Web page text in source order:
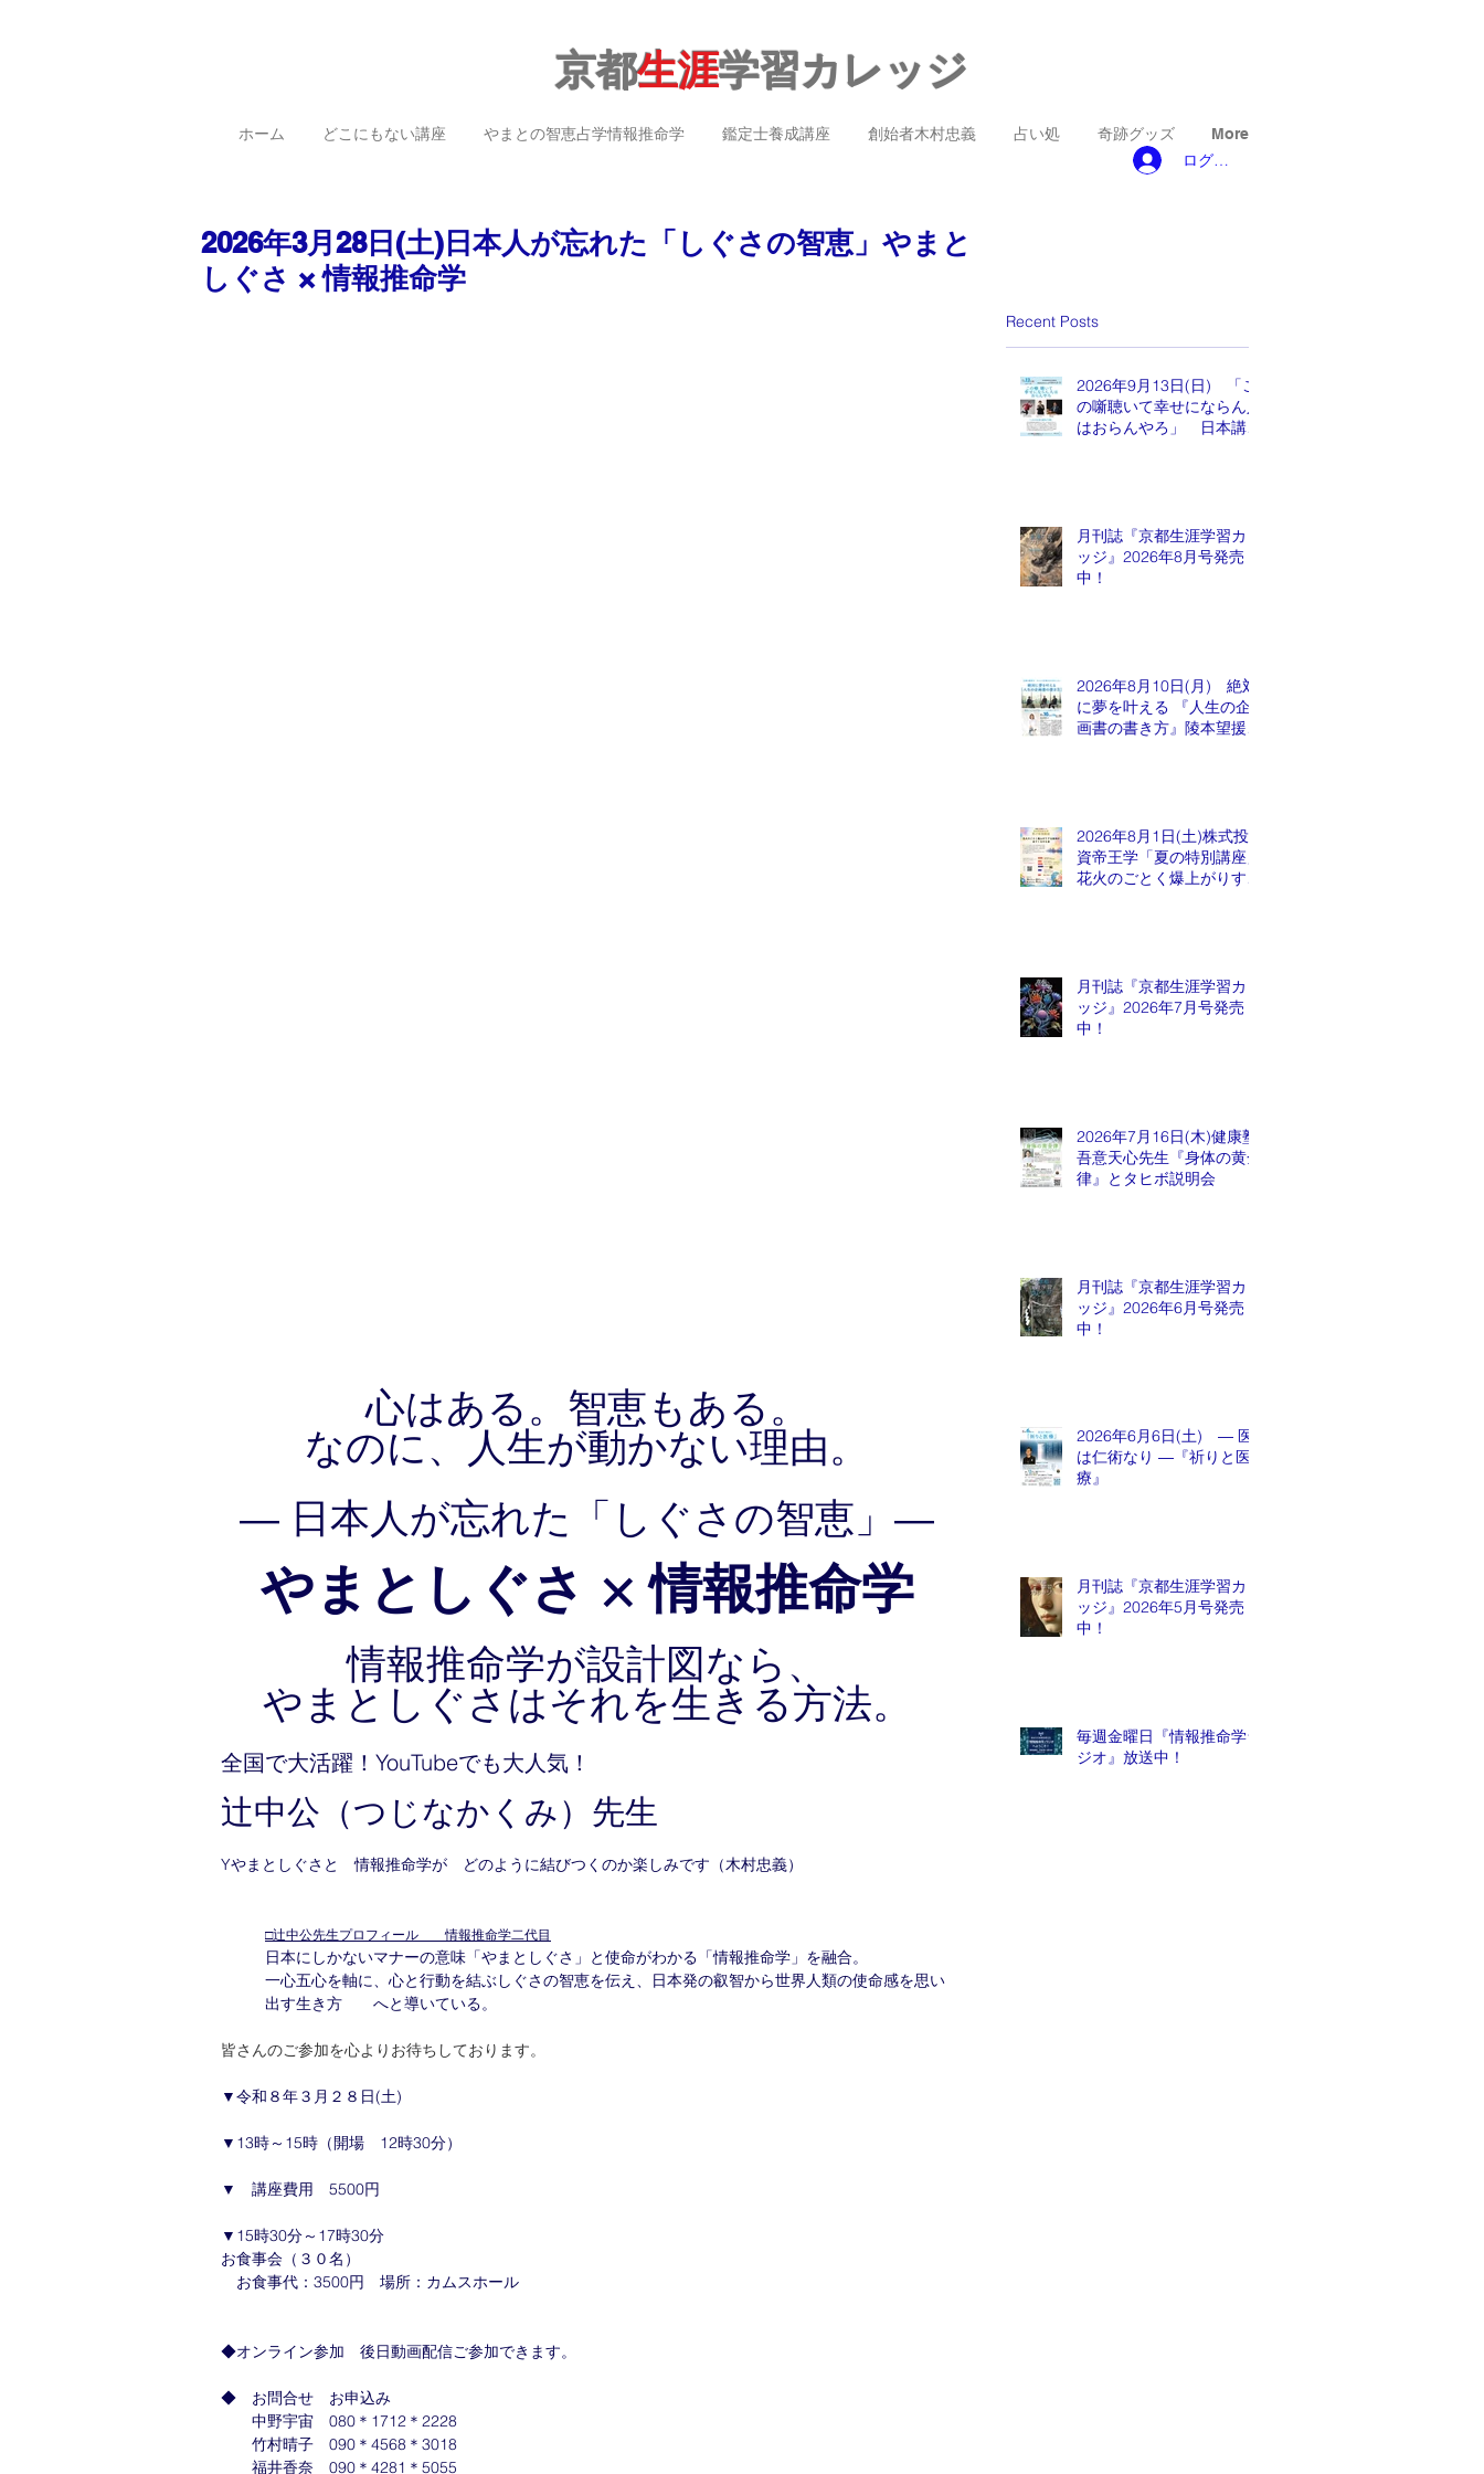
京都生涯学習カレッジ
ログイン
ホーム どこにもない講座 やまとの智恵占学情報推命学 鑑定士養成講座 創始者木村忠義 占い処 奇跡グッズ More
2026年3月28日(土)日本人が忘れた「しぐさの智恵」やまと
しぐさ × 情報推命学
心はある。智恵もある。
なのに、人生が動かない理由。
― 日本人が忘れた「しぐさの智恵」―
やまとしぐさ × 情報推命学
情報推命学が設計図なら、
やまとしぐさはそれを生きる方法。
全国で大活躍！YouTubeでも大人気！
辻中公（つじなかくみ）先生
Yやまとしぐさと　情報推命学が　どのように結びつくのか楽しみです（木村忠義）
□辻中公先生プロフィール　　情報推命学二代目
日本にしかないマナーの意味「やまとしぐさ」と使命がわかる「情報推命学」を融合。
一心五心を軸に、心と行動を結ぶしぐさの智恵を伝え、日本発の叡智から世界人類の使命感を思い
出す生き方　　へと導いている。
皆さんのご参加を心よりお待ちしております。
▼令和８年３月２８日(土)
▼13時～15時（開場　12時30分）
▼　講座費用　5500円
▼15時30分～17時30分
お食事会（３０名）
お食事代：3500円　場所：カムスホール
◆オンライン参加　後日動画配信ご参加できます。
◆　お問合せ　お申込み
中野宇宙　080＊1712＊2228
竹村晴子　090＊4568＊3018
福井香奈　090＊4281＊5055
Recent Posts
2026年9月13日(日) 「こ
の噺聴いて幸せにならん人
はおらんやろ」 日本講演
月刊誌『京都生涯学習カレ
ッジ』2026年8月号発売
中！
2026年8月10日(月) 絶対
に夢を叶える 『人生の企
画書の書き方』陵本望援先
2026年8月1日(土)株式投
資帝王学「夏の特別講座」
花火のごとく爆上がりする
月刊誌『京都生涯学習カレ
ッジ』2026年7月号発売
中！
2026年7月16日(木)健康塾
吾意天心先生『身体の黄金
律』とタヒボ説明会
月刊誌『京都生涯学習カレ
ッジ』2026年6月号発売
中！
2026年6月6日(土) ― 医
は仁術なり ―『祈りと医
療』
月刊誌『京都生涯学習カレ
ッジ』2026年5月号発売
中！
毎週金曜日『情報推命学ラ
ジオ』放送中！